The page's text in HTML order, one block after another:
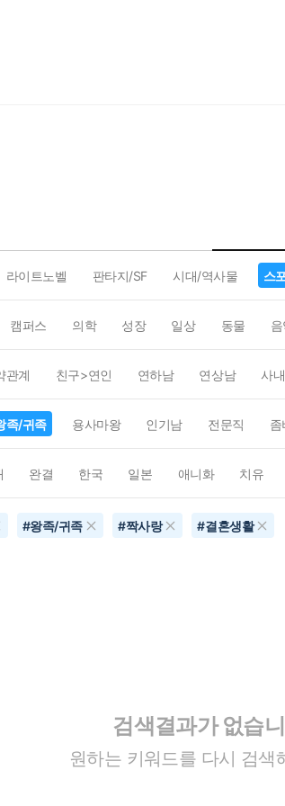
라이트노벨 판타지/SF 시대/역사물 스
캠퍼스 의학 성장 일상 동물
관계 친구>연인 연하남 연상남 사
족/귀족 용사마왕 인기남 전문직 좀
완결 한국 일본 애니화 치유
#왕족/귀족 #짝사랑 #결혼생활
검색결과가 없습
원하는 키워드를 다시 검색